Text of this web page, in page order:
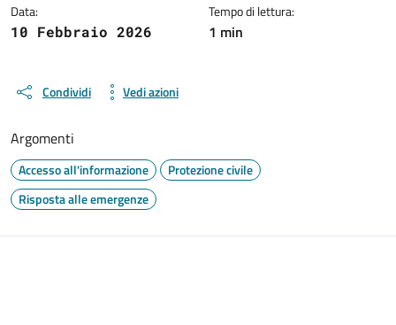
Data:
10 Febbraio 2026
Tempo di lettura:
1 min
Condividi Vedi azioni
Argomenti
Accesso all'informazione
Protezione civile
Risposta alle emergenze